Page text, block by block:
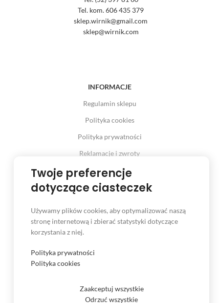
Tel. kom. 606 435 379
sklep.wirnik@gmail.com
sklep@wirnik.com
INFORMACJE
Regulamin sklepu
Polityka cookies
Polityka prywatności
Reklamacje i zwroty
Prawo odstąpienia od umowy
INFORMACJE
Czas i koszt dostawy
Formy płatności
Twoje preferencje
dotyczące ciasteczek
Używamy plików cookies, aby optymalizować naszą
stronę internetową i zbierać statystyki dotyczące
korzystania z niej.
Polityka prywatności
Polityka cookies
Zaakceptuj wszystkie
Odrzuć wszystkie